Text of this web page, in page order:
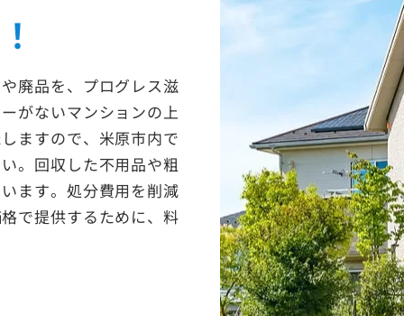
廃品を、プログレス滋
がないマンションの上
ますので、米原市内で
。回収した不用品や粗
ます。処分費用を削減
で提供するために、料